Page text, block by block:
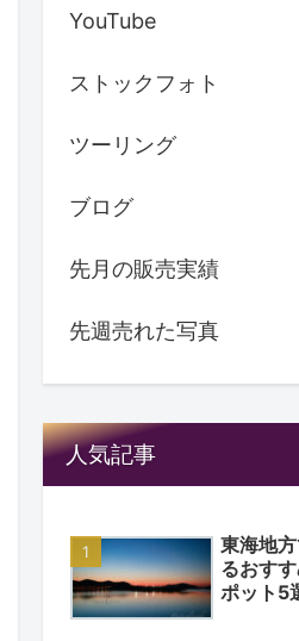
YouTube
ストックフォト
ツーリング
ブログ
先月の販売実績
先週売れた写真
人気記事
東海地
るおす
ポット5